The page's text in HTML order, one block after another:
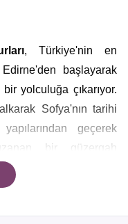
, Türkiye'nin en
başlayarak
yolculuğa çıkarıyor.
Sofya'nın tarihi
geçerek
bir güzergah